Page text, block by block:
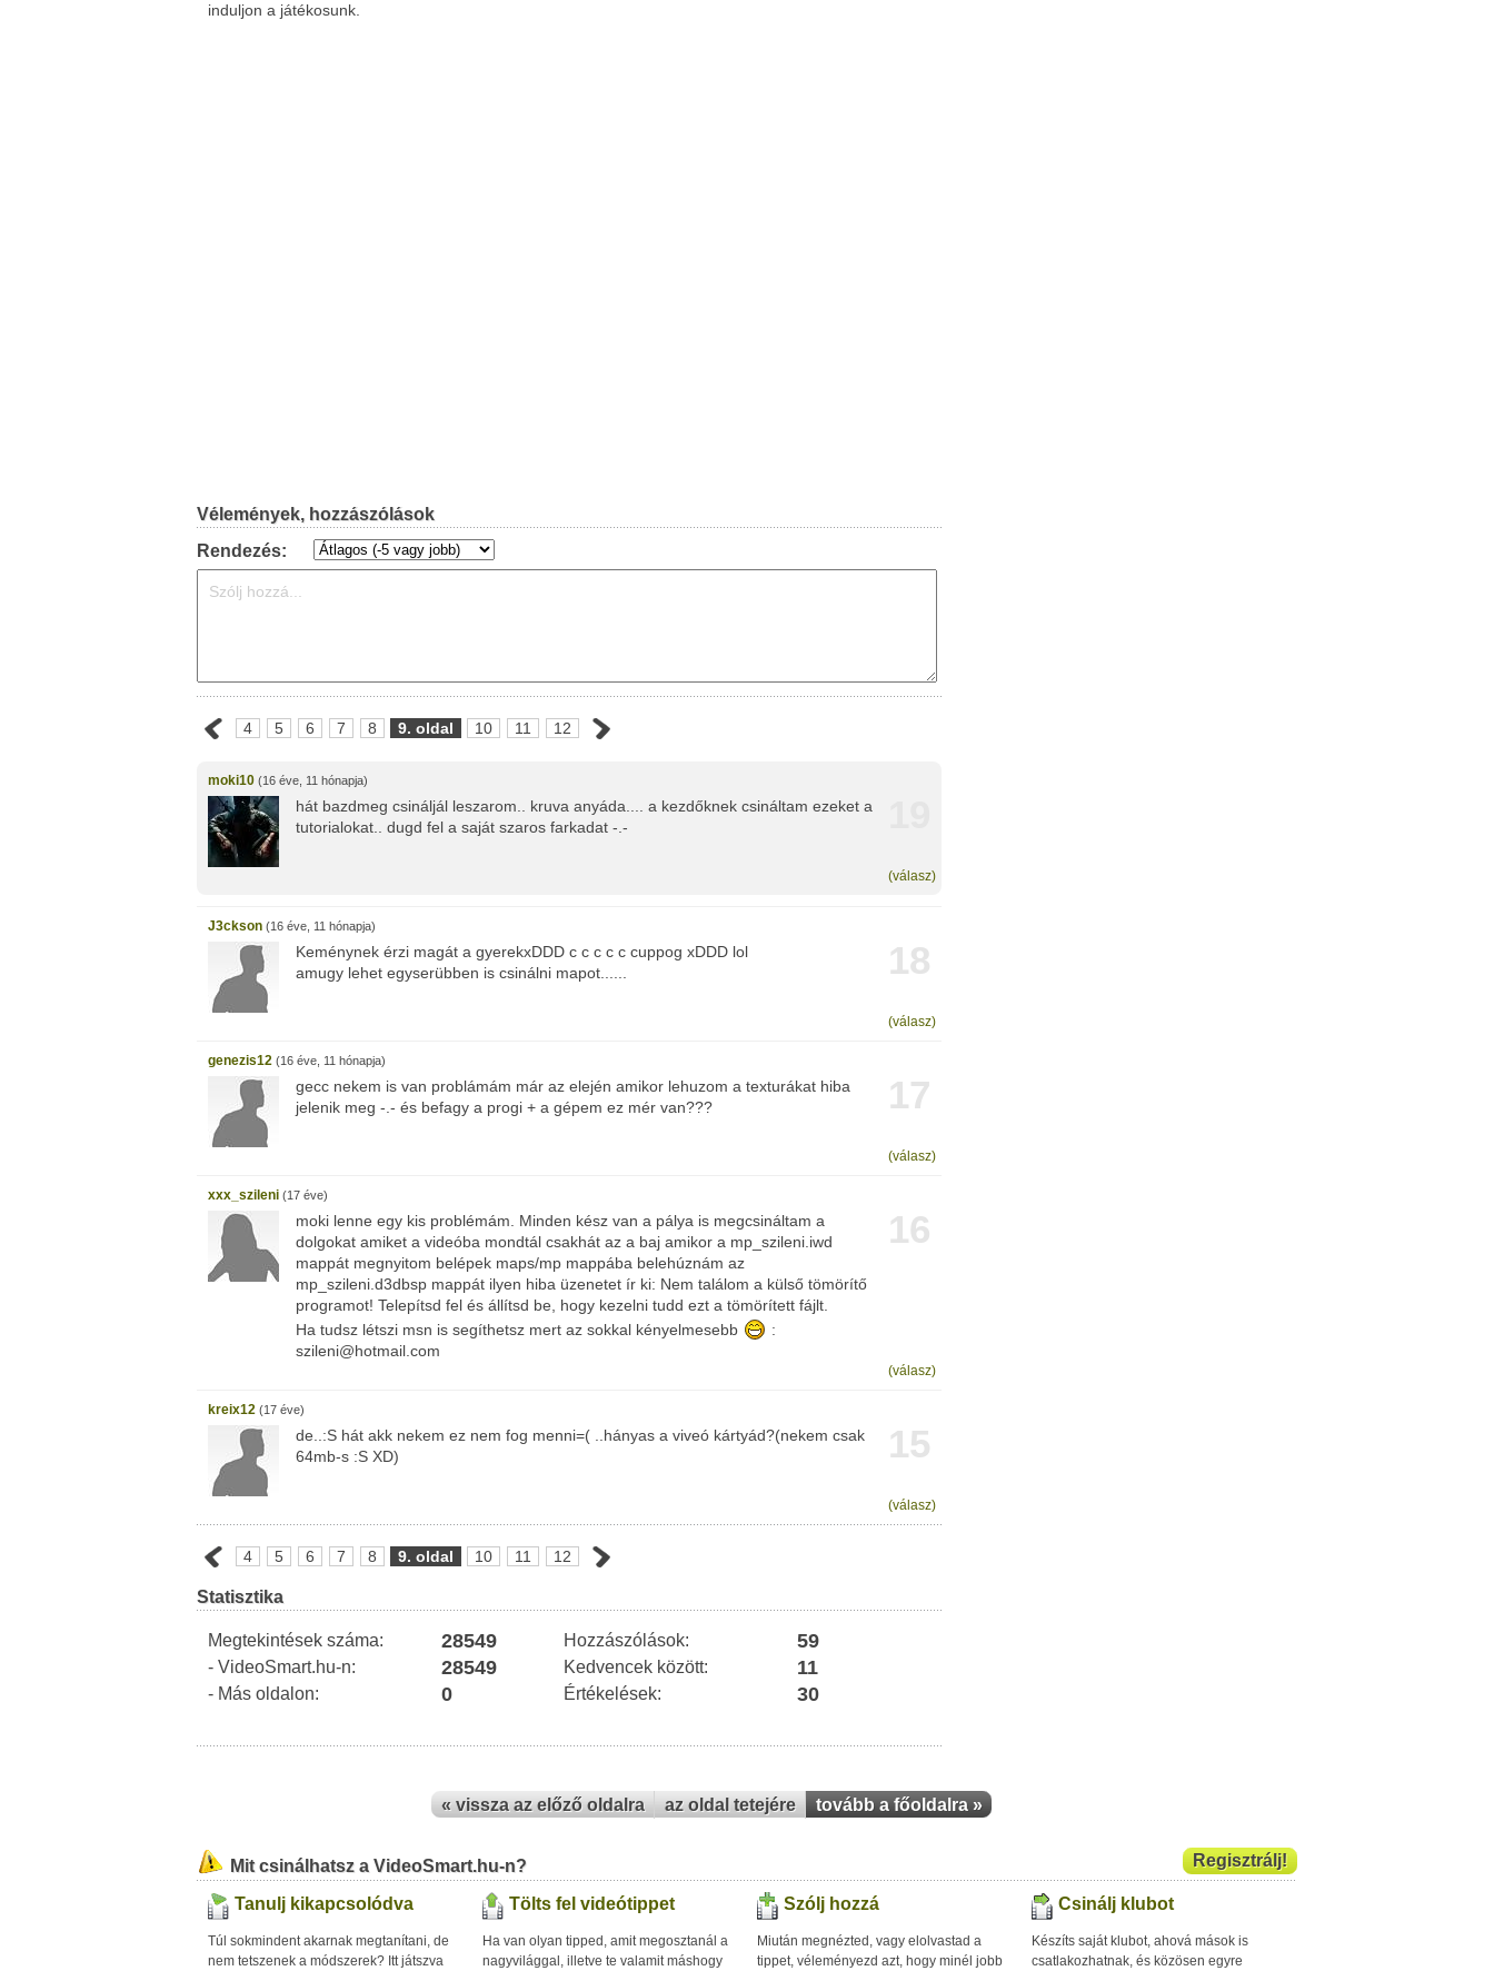
induljon a játékosunk.
Vélemények, hozzászólások
Rendezés:
4 5 6 7 8 9. oldal 10 11 12
moki10 (16 éve, 11 hónapja)
hát bazdmeg csináljál leszarom.. kruva anyáda.... a kezdőknek csináltam ezeket a
tutorialokat.. dugd fel a saját szaros farkadat -.-
(válasz)
J3ckson (16 éve, 11 hónapja)
18
Keménynek érzi magát a gyerekxDDD c c c c c cuppog xDDD lol
amugy lehet egyserübben is csinálni mapot......
(válasz)
genezis12 (16 éve, 11 hónapja)
17
gecc nekem is van problámám már az elején amikor lehuzom a texturákat hiba
jelenik meg -.- és befagy a progi + a gépem ez mér van???
(válasz)
xxx_szileni (17 éve)
16
moki lenne egy kis problémám. Minden kész van a pálya is megcsináltam a
dolgokat amiket a videóba mondtál csakhát az a baj amikor a mp_szileni.iwd
mappát megnyitom belépek maps/mp mappába belehúznám az
mp_szileni.d3dbsp mappát ilyen hiba üzenetet ír ki: Nem találom a külső tömörítő
programot! Telepítsd fel és állítsd be, hogy kezelni tudd ezt a tömörített fájlt.
Ha tudsz létszi msn is segíthetsz mert az sokkal kényelmesebb
:
szileni@hotmail.com
(válasz)
kreix12 (17 éve)
15
de..:S hát akk nekem ez nem fog menni=( ..hányas a viveó kártyád?(nekem csak
64mb-s :S XD)
(válasz)
4 5 6 7 8 9. oldal 10 11 12
Statisztika
Megtekintések száma: 28549 Hozzászólások: 59
- VideoSmart.hu-n: 28549 Kedvencek között: 11
- Más oldalon: 0 Értékelések: 30
« vissza az előző oldalra az oldal tetejére tovább a főoldalra »
Regisztrálj!
Mit csinálhatsz a VideoSmart.hu-n?
Tanulj kikapcsolódva
Túl sokmindent akarnak megtanítani, de
nem tetszenek a módszerek? Itt játszva
Tölts fel videótippet
Ha van olyan tipped, amit megosztanál a
nagyvilággal, illetve te valamit máshogy
Szólj hozzá
Miután megnézted, vagy elolvastad a
tippet, véleményezd azt, hogy minél jobb
Csinálj klubot
Készíts saját klubot, ahová mások is
csatlakozhatnak, és közösen egyre